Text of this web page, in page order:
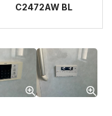
C2472AW BL